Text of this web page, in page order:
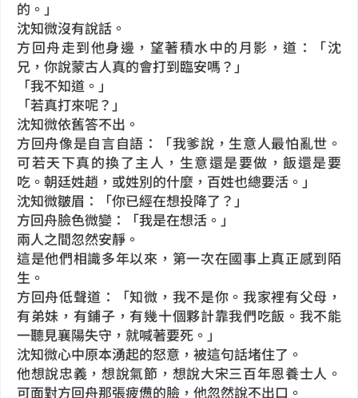
的。」
沈知微沒有說話。
方回舟走到他身邊，望著積水中的月影，道：「沈
兄，你說蒙古人真的會打到臨安嗎？」
「我不知道。」
「若真打來呢？」
沈知微依舊答不出。
方回舟像是自言自語：「我爹說，生意人最怕亂世。
可若天下真的換了主人，生意還是要做，飯還是要
吃。朝廷姓趙，或姓別的什麼，百姓也總要活。」
沈知微皺眉：「你已經在想投降了？」
方回舟臉色微變：「我是在想活。」
兩人之間忽然安靜。
這是他們相識多年以來，第一次在國事上真正感到陌
生。
方回舟低聲道：「知微，我不是你。我家裡有父母，
有弟妹，有鋪子，有幾十個夥計靠我們吃飯。我不能
一聽見襄陽失守，就喊著要死。」
沈知微心中原本湧起的怒意，被這句話堵住了。
他想說忠義，想說氣節，想說大宋三百年恩養士人。
可面對方回舟那張疲憊的臉，他忽然說不出口。